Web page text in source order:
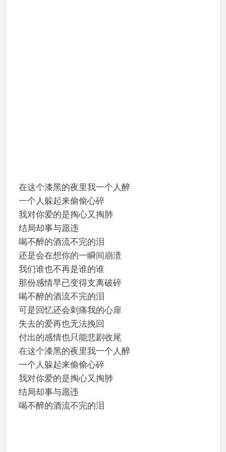
在这个漆黑的夜里我一个人醉
一个人躲起来偷偷心碎
我对你爱的是掏心又掏肺
结局却事与愿违
喝不醉的酒流不完的泪
还是会在想你的一瞬间崩溃
我们谁也不再是谁的谁
那份感情早已变得支离破碎
喝不醉的酒流不完的泪
可是回忆还会刺痛我的心扉
失去的爱再也无法挽回
付出的感情也只能悲剧收尾
在这个漆黑的夜里我一个人醉
一个人躲起来偷偷心碎
我对你爱的是掏心又掏肺
结局却事与愿违
喝不醉的酒流不完的泪